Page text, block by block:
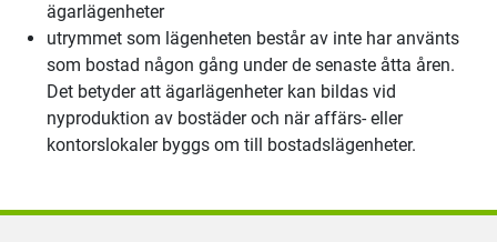
ägarlägenheter
utrymmet som lägenheten består av inte har använts
som bostad någon gång under de senaste åtta åren.
Det betyder att ägarlägenheter kan bildas vid
nyproduktion av bostäder och när affärs- eller
kontorslokaler byggs om till bostadslägenheter.